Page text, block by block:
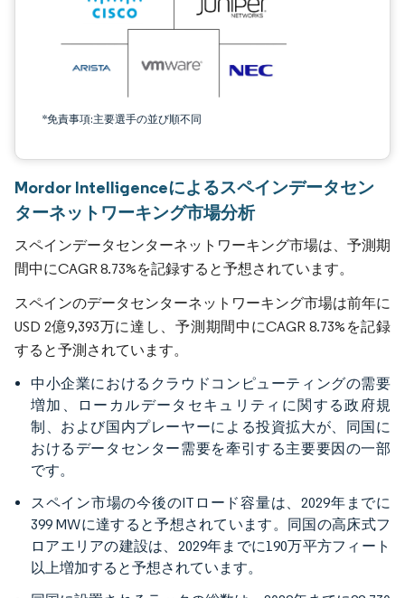
*免責事項:主要選手の並び順不同
Mordor Intelligenceによるスペインデータセン
ターネットワーキング市場分析
スペインデータセンターネットワーキング市場は、予測期
間中にCAGR 8.73%を記録すると予想されています。
スペインのデータセンターネットワーキング市場は前年に
USD 2億9,393万に達し、予測期間中にCAGR 8.73%を記録
すると予測されています。
中小企業におけるクラウドコンピューティングの需要
増加、ローカルデータセキュリティに関する政府規
制、および国内プレーヤーによる投資拡大が、同国に
おけるデータセンター需要を牽引する主要要因の一部
です。
スペイン市場の今後のITロード容量は、2029年までに
399 MWに達すると予想されています。同国の高床式フ
ロアエリアの建設は、2029年までに190万平方フィート
以上増加すると予想されています。